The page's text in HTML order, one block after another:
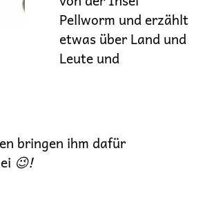
Pellworm und erzählt
etwas über Land und
Leute und
bringen ihm dafür
😉!